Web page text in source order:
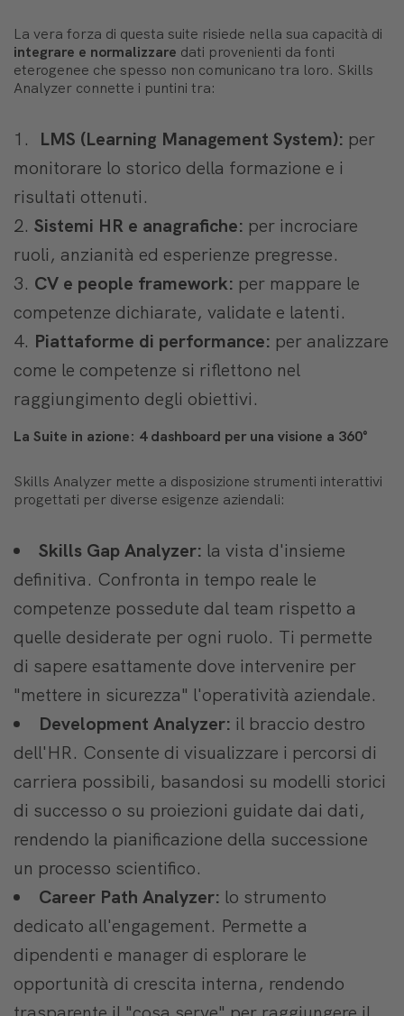
La vera forza di questa suite risiede nella sua capacità di
integrare e normalizzare dati provenienti da fonti
eterogenee che spesso non comunicano tra loro. Skills
Analyzer connette i puntini tra:
LMS (Learning Management System): per
monitorare lo storico della formazione e i
risultati ottenuti.
Sistemi HR e anagrafiche: per incrociare
ruoli, anzianità ed esperienze pregresse.
CV e people framework: per mappare le
competenze dichiarate, validate e latenti.
Piattaforme di performance: per analizzare
come le competenze si riflettono nel
raggiungimento degli obiettivi.
La Suite in azione: 4 dashboard per una visione a 360°
Skills Analyzer mette a disposizione strumenti interattivi
progettati per diverse esigenze aziendali:
Skills Gap Analyzer: la vista d'insieme
definitiva. Confronta in tempo reale le
competenze possedute dal team rispetto a
quelle desiderate per ogni ruolo. Ti permette
di sapere esattamente dove intervenire per
"mettere in sicurezza" l'operatività aziendale.
Development Analyzer: il braccio destro
dell'HR. Consente di visualizzare i percorsi di
carriera possibili, basandosi su modelli storici
di successo o su proiezioni guidate dai dati,
rendendo la pianificazione della successione
un processo scientifico.
Career Path Analyzer: lo strumento
dedicato all'engagement. Permette a
dipendenti e manager di esplorare le
opportunità di crescita interna, rendendo